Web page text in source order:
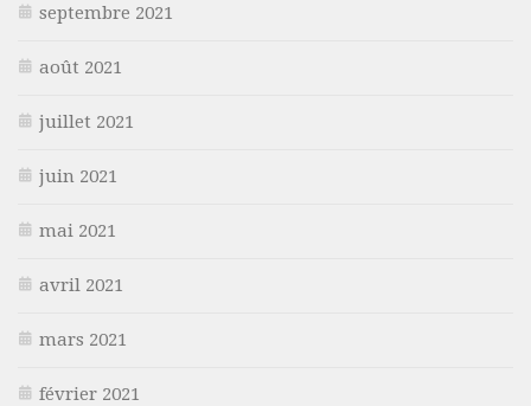
septembre 2021
août 2021
juillet 2021
juin 2021
mai 2021
avril 2021
mars 2021
février 2021